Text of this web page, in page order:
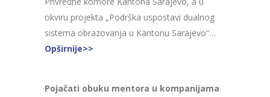
okviru projekta „Podrška uspostavi dualnog
sistema obrazovanja u Kantonu Sarajevo“…
Opširnije>>
Pojačati obuku mentora u kompanijama